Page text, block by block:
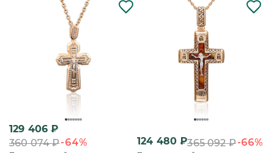
129 406 ₽
360 074₽-64% 124 480 ₽365 092₽-66%